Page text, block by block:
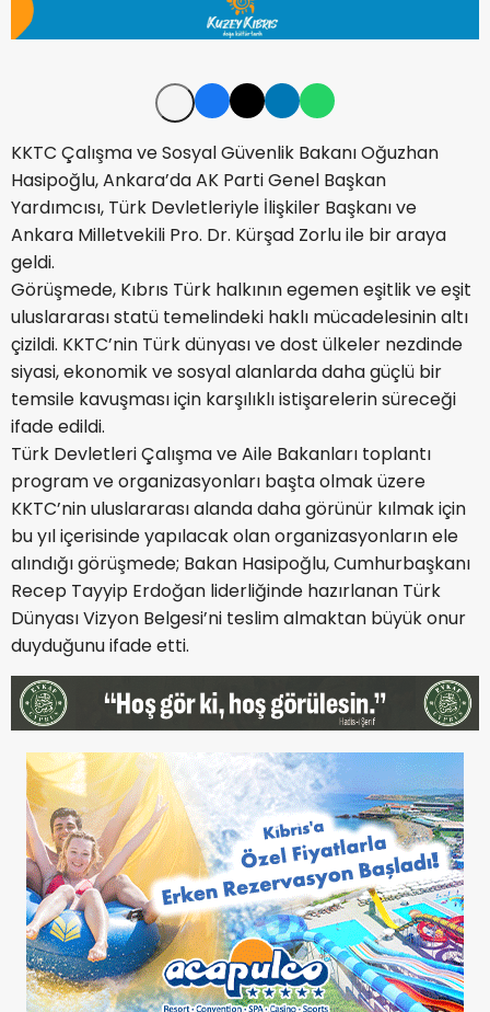
KKTC Çalışma ve Sosyal Güvenlik Bakanı Oğuzhan
Hasipoğlu, Ankara’da AK Parti Genel Başkan
Yardımcısı, Türk Devletleriyle İlişkiler Başkanı ve
Ankara Milletvekili Pro. Dr. Kürşad Zorlu ile bir araya
geldi.
Görüşmede, Kıbrıs Türk halkının egemen eşitlik ve eşit
uluslararası statü temelindeki haklı mücadelesinin altı
çizildi. KKTC’nin Türk dünyası ve dost ülkeler nezdinde
siyasi, ekonomik ve sosyal alanlarda daha güçlü bir
temsile kavuşması için karşılıklı istişarelerin süreceği
ifade edildi.
Türk Devletleri Çalışma ve Aile Bakanları toplantı
program ve organizasyonları başta olmak üzere
KKTC’nin uluslararası alanda daha görünür kılmak için
bu yıl içerisinde yapılacak olan organizasyonların ele
alındığı görüşmede; Bakan Hasipoğlu, Cumhurbaşkanı
Recep Tayyip Erdoğan liderliğinde hazırlanan Türk
Dünyası Vizyon Belgesi’ni teslim almaktan büyük onur
duyduğunu ifade etti.